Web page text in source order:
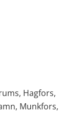
Hagfors,
Munkfors,